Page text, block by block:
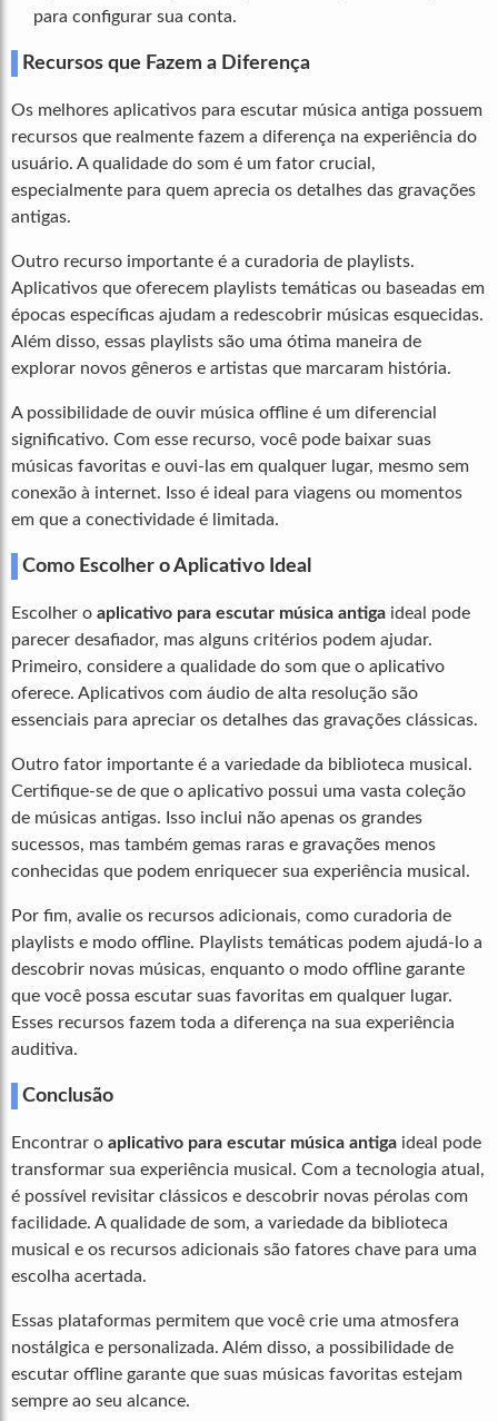
para configurar sua conta.
Recursos que Fazem a Diferença
Os melhores aplicativos para escutar música antiga possuem
recursos que realmente fazem a diferença na experiência do
usuário. A qualidade do som é um fator crucial,
especialmente para quem aprecia os detalhes das gravações
antigas.
Outro recurso importante é a curadoria de playlists.
Aplicativos que oferecem playlists temáticas ou baseadas em
épocas específicas ajudam a redescobrir músicas esquecidas.
Além disso, essas playlists são uma ótima maneira de
explorar novos gêneros e artistas que marcaram história.
A possibilidade de ouvir música offline é um diferencial
significativo. Com esse recurso, você pode baixar suas
músicas favoritas e ouvi-las em qualquer lugar, mesmo sem
conexão à internet. Isso é ideal para viagens ou momentos
em que a conectividade é limitada.
Como Escolher o Aplicativo Ideal
Escolher o aplicativo para escutar música antiga ideal pode
parecer desafiador, mas alguns critérios podem ajudar.
Primeiro, considere a qualidade do som que o aplicativo
oferece. Aplicativos com áudio de alta resolução são
essenciais para apreciar os detalhes das gravações clássicas.
Outro fator importante é a variedade da biblioteca musical.
Certifique-se de que o aplicativo possui uma vasta coleção
de músicas antigas. Isso inclui não apenas os grandes
sucessos, mas também gemas raras e gravações menos
conhecidas que podem enriquecer sua experiência musical.
Por fim, avalie os recursos adicionais, como curadoria de
playlists e modo offline. Playlists temáticas podem ajudá-lo a
descobrir novas músicas, enquanto o modo offline garante
que você possa escutar suas favoritas em qualquer lugar.
Esses recursos fazem toda a diferença na sua experiência
auditiva.
Conclusão
Encontrar o aplicativo para escutar música antiga ideal pode
transformar sua experiência musical. Com a tecnologia atual,
é possível revisitar clássicos e descobrir novas pérolas com
facilidade. A qualidade de som, a variedade da biblioteca
musical e os recursos adicionais são fatores chave para uma
escolha acertada.
Essas plataformas permitem que você crie uma atmosfera
nostálgica e personalizada. Além disso, a possibilidade de
escutar offline garante que suas músicas favoritas estejam
sempre ao seu alcance.